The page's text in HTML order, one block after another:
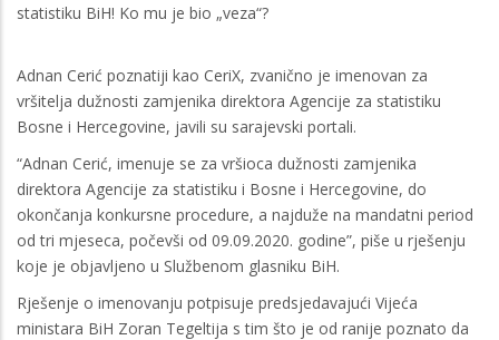
statistiku BiH! Ko mu je bio „veza“?
Adnan Cerić poznatiji kao CeriX, zvanično je imenovan za
vršitelja dužnosti zamjenika direktora Agencije za statistiku
Bosne i Hercegovine, javili su sarajevski portali.
“Adnan Cerić, imenuje se za vršioca dužnosti zamjenika
direktora Agencije za statistiku i Bosne i Hercegovine, do
okončanja konkursne procedure, a najduže na mandatni period
od tri mjeseca, počevši od 09.09.2020. godine”, piše u rješenju
koje je objavljeno u Službenom glasniku BiH.
Rješenje o imenovanju potpisuje predsjedavajući Vijeća
ministara BiH Zoran Tegeltija s tim što je od ranije poznato da